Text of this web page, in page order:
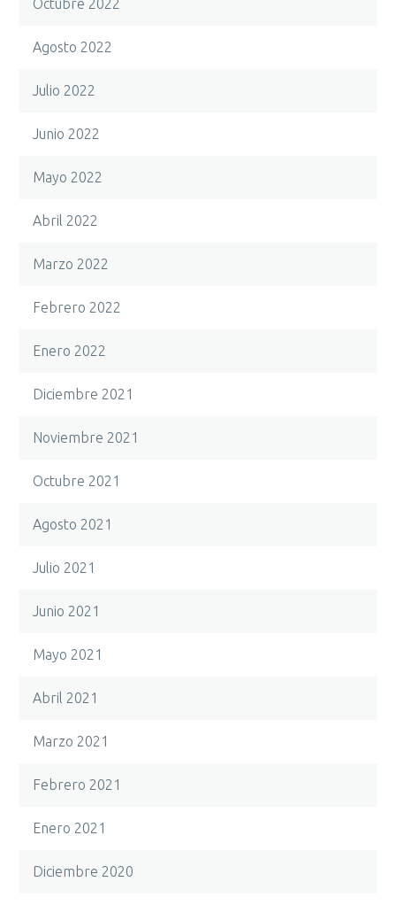
Octubre 2022
Agosto 2022
Julio 2022
Junio 2022
Mayo 2022
Abril 2022
Marzo 2022
Febrero 2022
Enero 2022
Diciembre 2021
Noviembre 2021
Octubre 2021
Agosto 2021
Julio 2021
Junio 2021
Mayo 2021
Abril 2021
Marzo 2021
Febrero 2021
Enero 2021
Diciembre 2020